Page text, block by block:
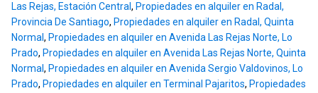
Las Rejas, Estación Central, Propiedades en alquiler en Radal,
Provincia De Santiago, Propiedades en alquiler en Radal, Quinta
Normal, Propiedades en alquiler en Avenida Las Rejas Norte, Lo
Prado, Propiedades en alquiler en Avenida Las Rejas Norte, Quinta
Normal, Propiedades en alquiler en Avenida Sergio Valdovinos, Lo
Prado, Propiedades en alquiler en Terminal Pajaritos, Propiedades